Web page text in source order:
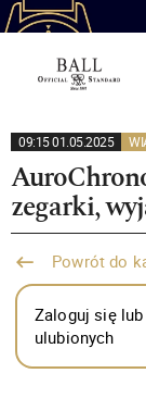
09:15 01.05.2025
zegarki,
Powrót do
Zaloguj się
ulubionych